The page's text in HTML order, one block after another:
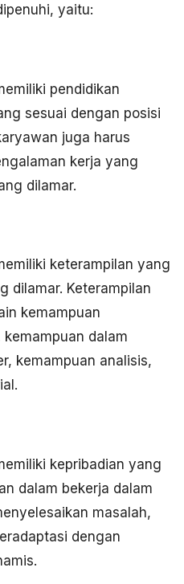
yaitu:
pendidikan
sesuai dengan posisi
juga harus
kerja yang
dilamar.
keterampilan yang
dilamar. Keterampilan
kemampuan
dalam
kemampuan analisis,
kepribadian yang
dalam bekerja dalam
masalah,
dengan